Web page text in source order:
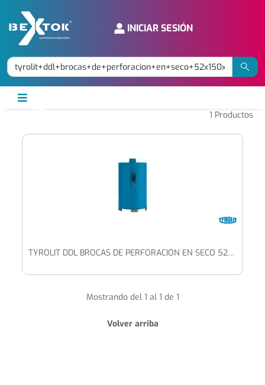
INICIAR SESIÓN
1 Productos
TYROLIT DDL BROCAS DE PERFORACIÓN EN SECO 52X150XM16 PREMIUM UNIVERSALES
Mostrando del 1 al 1 de 1
Volver arriba